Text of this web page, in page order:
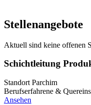
Stellenangebote
Aktuell sind keine offenen
Schichtleitung
Standort Parchim
Berufserfahrene &
Ansehen